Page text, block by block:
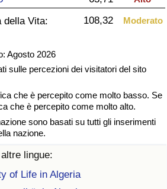
della Vita: 108,32
Moderato
Agosto 2026
sulle percezioni dei visitatori del sito
che è percepito come molto basso. Se
che è percepito come molto alto.
sono basati su tutti gli inserimenti
nazione.
lingue:
of Life in Algeria
Sanitaria
Sanitaria per
(Corrente)
per Nazione